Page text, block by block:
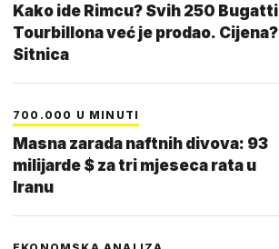
Kako ide Rimcu? Svih 250 Bugatti
Tourbillona već je prodao. Cijena?
Sitnica
700.000 U MINUTI
Masna zarada naftnih divova: 93
milijarde $ za tri mjeseca rata u
Iranu